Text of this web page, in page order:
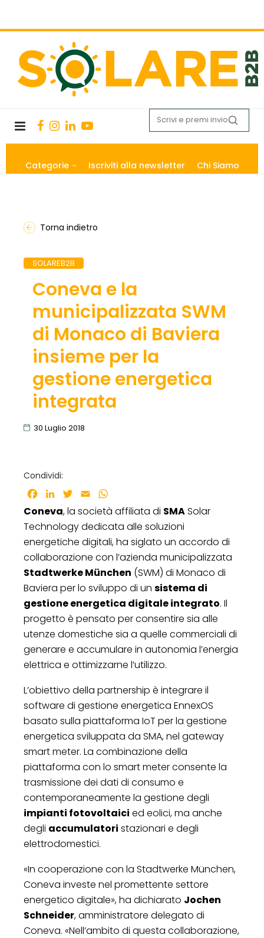
Categorie Iscriviti alla newsletter Chi Siamo
Torna indietro
SOLAREB2B
Coneva e la
municipalizzata SWM
di Monaco di Baviera
insieme per la
gestione energetica
integrata
30 Luglio 2018
Condividi:
Facebook
LinkedInTwitter
Email
Coneva, la società affiliata di SMASolar
Technology dedicata alle soluzioni
energetiche digitali, ha siglato un accordo di
collaborazione con l’azienda municipalizzata
Stadtwerke München (SWM) di Monaco di
Baviera per lo sviluppo di un sistema di
gestione energetica digitale integrato. Il
progetto è pensato per consentire sia alle
utenze domestiche sia a quelle commerciali di
generare e accumulare in autonomia l’energia
elettrica e ottimizzarne l’utilizzo.
L’obiettivo della partnership è integrare il
software di gestione energetica EnnexOS
basato sulla piattaforma IoT per la gestione
energetica sviluppata da SMA, nel gateway
smart meter. La combinazione della
piattaforma con lo smart meter consente la
trasmissione dei dati di consumo e
contemporaneamente la gestione degli
impianti fotovoltaici ed eolici, ma anche
degli accumulatori stazionari e degli
elettrodomestici.
«In cooperazione con la Stadtwerke München,
Coneva investe nel promettente settore
energetico digitale», ha dichiarato Jochen
Schneider, amministratore delegato di
Coneva. «Nell’ambito di questa collaborazione,